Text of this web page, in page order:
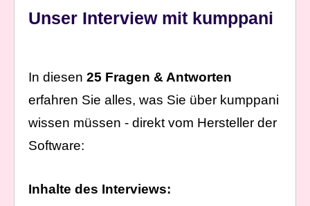
Unser Interview mit kumppani
In diesen 25 Fragen & Antworten
erfahren Sie alles, was Sie über kumppani
wissen müssen - direkt vom Hersteller der
Software:
Inhalte des Interviews: